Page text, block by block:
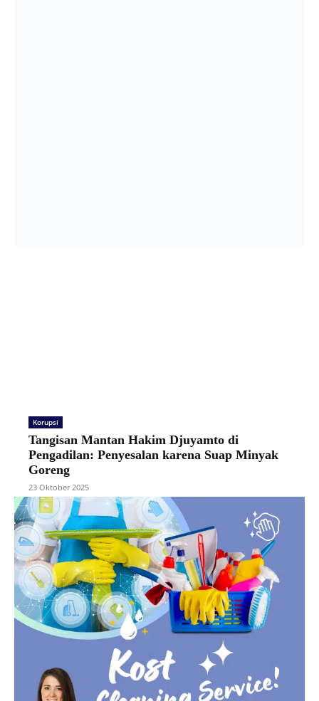
Korupsi
Tangisan Mantan Hakim Djuyamto di
Pengadilan: Penyesalan karena Suap Minyak
Goreng
23 Oktober 2025